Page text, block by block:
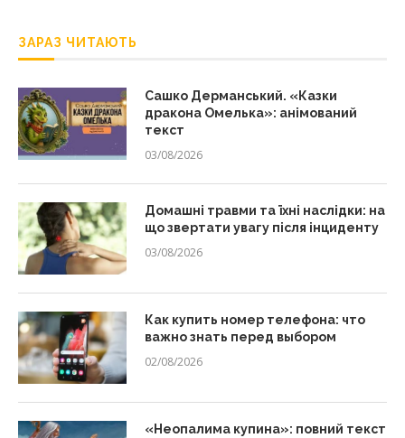
ЗАРАЗ ЧИТАЮТЬ
Сашко Дерманський. «Казки
дракона Омелька»: анімований
текст
03/08/2026
Домашні травми та їхні наслідки: на
що звертати увагу після інциденту
03/08/2026
Как купить номер телефона: что
важно знать перед выбором
02/08/2026
«Неопалима купина»: повний текст